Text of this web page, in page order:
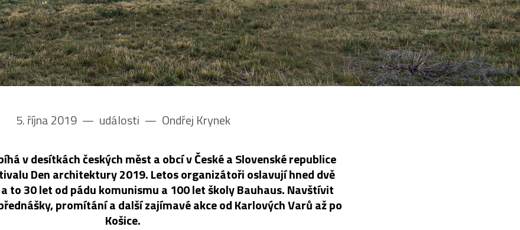
5. října 2019 –– události –– Ondřej Krynek
v desítkách českých měst a obcí v České a Slovenské republice
Den architektury 2019. Letos organizátoři oslavují hned dvě
to 30 let od pádu komunismu a 100 let školy Bauhaus. Navštívit
promítání a další zajímavé akce od Karlových Varů až po
Košice.